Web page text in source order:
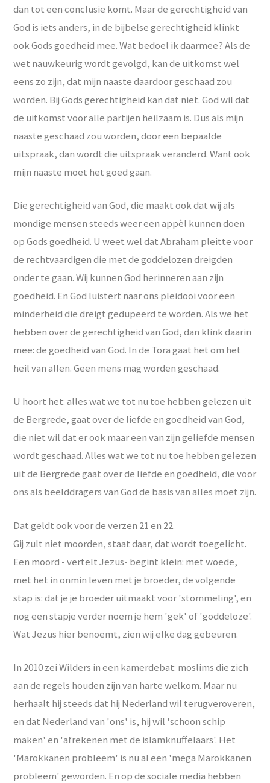
dan tot een conclusie komt. Maar de gerechtigheid van
God is iets anders, in de bijbelse gerechtigheid klinkt
ook Gods goedheid mee. Wat bedoel ik daarmee? Als de
wet nauwkeurig wordt gevolgd, kan de uitkomst wel
eens zo zijn, dat mijn naaste daardoor geschaad zou
worden. Bij Gods gerechtigheid kan dat niet. God wil dat
de uitkomst voor alle partijen heilzaam is. Dus als mijn
naaste geschaad zou worden, door een bepaalde
uitspraak, dan wordt die uitspraak veranderd. Want ook
mijn naaste moet het goed gaan.
Die gerechtigheid van God, die maakt ook dat wij als
mondige mensen steeds weer een appèl kunnen doen
op Gods goedheid. U weet wel dat Abraham pleitte voor
de rechtvaardigen die met de goddelozen dreigden
onder te gaan. Wij kunnen God herinneren aan zijn
goedheid. En God luistert naar ons pleidooi voor een
minderheid die dreigt gedupeerd te worden. Als we het
hebben over de gerechtigheid van God, dan klink daarin
mee: de goedheid van God. In de Tora gaat het om het
heil van allen. Geen mens mag worden geschaad.
U hoort het: alles wat we tot nu toe hebben gelezen uit
de Bergrede, gaat over de liefde en goedheid van God,
die niet wil dat er ook maar een van zijn geliefde mensen
wordt geschaad. Alles wat we tot nu toe hebben gelezen
uit de Bergrede gaat over de liefde en goedheid, die voor
ons als beelddragers van God de basis van alles moet zijn.
Dat geldt ook voor de verzen 21 en 22.
Gij zult niet moorden, staat daar, dat wordt toegelicht.
Een moord - vertelt Jezus- begint klein: met woede,
met het in onmin leven met je broeder, de volgende
stap is: dat je je broeder uitmaakt voor 'stommeling', en
nog een stapje verder noem je hem 'gek' of 'goddeloze'.
Wat Jezus hier benoemt, zien wij elke dag gebeuren.
In 2010 zei Wilders in een kamerdebat: moslims die zich
aan de regels houden zijn van harte welkom. Maar nu
herhaalt hij steeds dat hij Nederland wil terugveroveren,
en dat Nederland van 'ons' is, hij wil 'schoon schip
maken' en 'afrekenen met de islamknuffelaars'. Het
'Marokkanen probleem' is nu al een 'mega Marokkanen
probleem' geworden. En op de sociale media hebben